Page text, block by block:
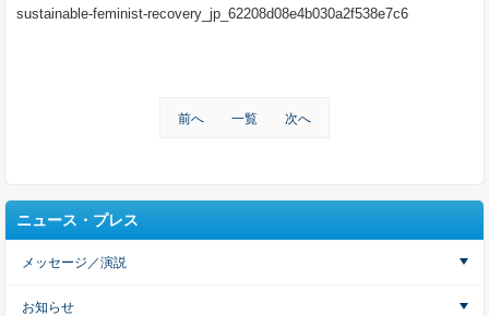
sustainable-feminist-recovery_jp_62208d08e4b030a2f538e7c6
前へ 一覧 次へ
ニュース・プレス
メッセージ／演説
お知らせ